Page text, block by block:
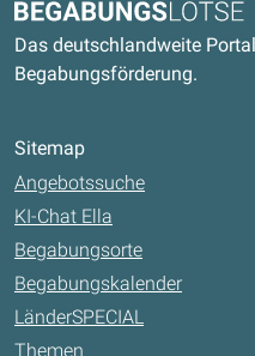
Begabungslotse
Das deutschlandweite
Begabungsförderung.
Sitemap
Angebotssuche
KI-Chat Ella
Begabungsorte
Begabungskalender
LänderSPECIAL
Themen